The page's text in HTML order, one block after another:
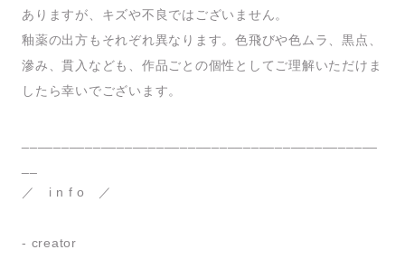
ありますが、キズや不良ではございません。
釉薬の出方もそれぞれ異なります。色飛びや色ムラ、黒点、
滲み、貫入なども、作品ごとの個性としてご理解いただけま
したら幸いでございます。
／ i n f o ／
- creator